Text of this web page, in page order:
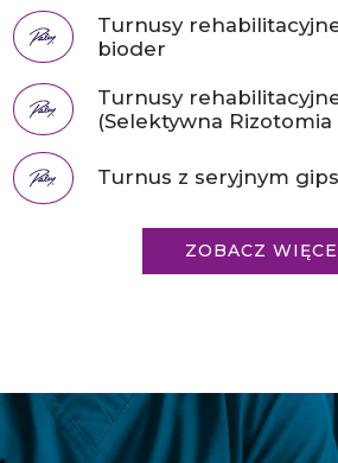
Turnusy
bioder
Turnusy
(Selektywna
Turnus z seryjnym
ZOBACZ